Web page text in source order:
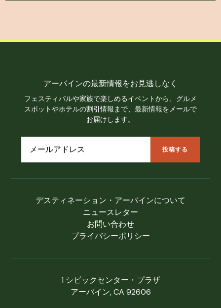
デスティネーション・アーバインについて
ニュースレター
お問い合わせ
プライバシーポリシー
1 シビックセンター・プラザ
アーバイン, CA 92606
アーバインの最新情報をお見逃しなく
フェスティバルや家族で楽しめるイベントから、グルメ
スポットやホテルの割引情報まで、最新情報をメールで
お届けします。